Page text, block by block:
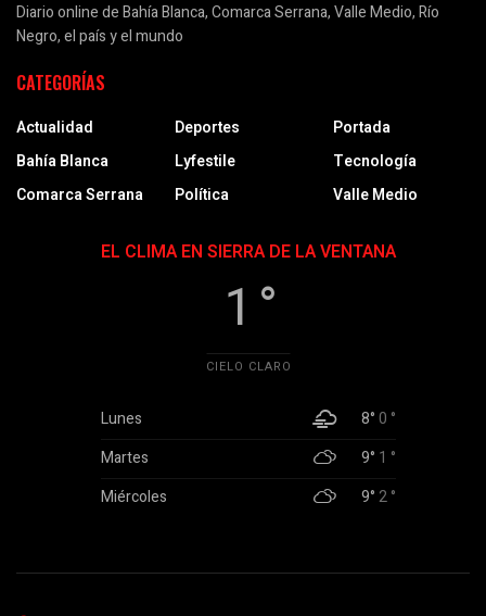
Diario online de Bahía Blanca, Comarca Serrana, Valle Medio, Río
Negro, el país y el mundo
CATEGORÍAS
Actualidad
Bahía Blanca
Comarca Serrana
Deportes
Lyfestile
Política
Portada
Tecnología
Valle Medio
EL CLIMA EN SIERRA DE LA VENTANA
1 °
CIELO CLARO
Lunes 8°0 °
Martes
9° 1 °
Miércoles
9°2 °